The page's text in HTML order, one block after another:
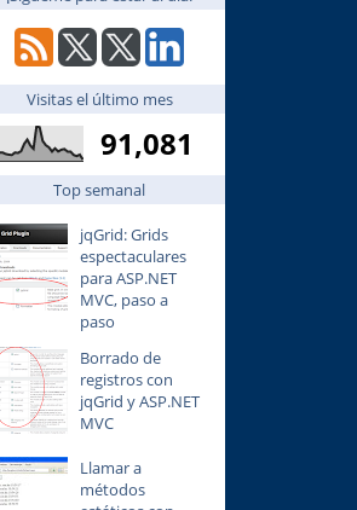
Visitas el último mes
91,081
Top semanal
jqGrid: Grids
espectaculares
para ASP.NET
MVC, paso a
paso
Borrado de
registros con
jqGrid y ASP.NET
MVC
Llamar a
métodos